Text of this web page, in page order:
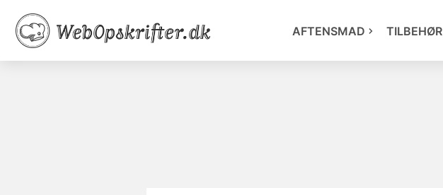
AFTENSMAD TILBEHØR